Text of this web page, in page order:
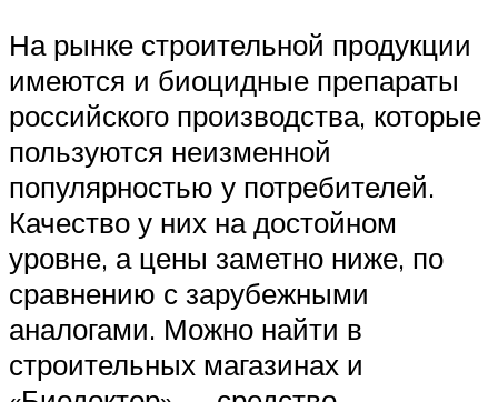
На рынке строительной продукции
имеются и биоцидные препараты
российского производства, которые
пользуются неизменной
популярностью у потребителей.
Качество у них на достойном
уровне, а цены заметно ниже, по
сравнению с зарубежными
аналогами. Можно найти в
строительных магазинах и